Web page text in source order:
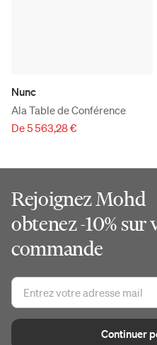
Nunc
Ala Table de Conférence
De 5 563,28 €
Rejoignez Mohd
obtenez -10%
commande
Continuer